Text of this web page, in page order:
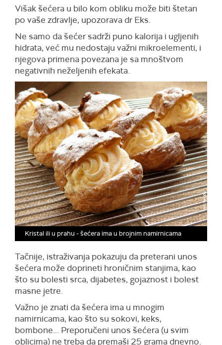
Višak šećera u bilo kom obliku može biti štetan
po vaše zdravlje, upozorava dr Eks.
Ne samo da šećer sadrži puno kalorija i ugljenih
hidrata, već mu nedostaju važni mikroelementi, i
njegova primena povezana je sa mnoštvom
negativnih neželjenih efekata.
Kristal ili u prahu - šećera ima u brojnim namirnicama
Tačnije, istraživanja pokazuju da preterani unos
šećera može doprineti hroničnim stanjima, kao
što su bolesti srca, dijabetes, gojaznost i bolest
masne jetre.
Važno je znati da šećera ima u mnogim
namirnicama, kao što su sokovi, keks,
bombone... Preporučeni unos šećera (u svim
oblicima) ne treba da premaši 25 grama dnevno.